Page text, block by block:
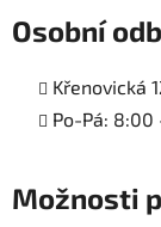
Osobní
Křenovická
Po-Pá: 8:00
Možnosti